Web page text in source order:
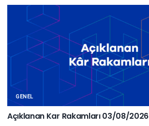
GENEL
Açıklanan Kar Rakamları 03/08/2026